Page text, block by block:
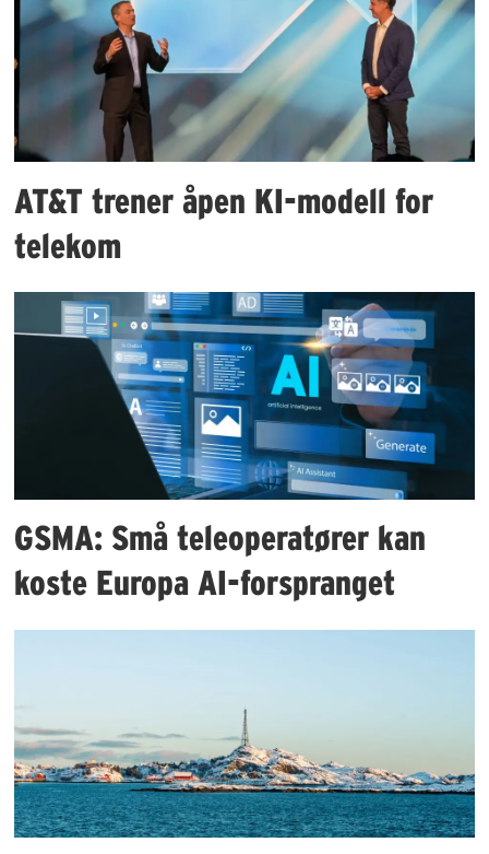
AT&T trener åpen KI-modell for
telekom
GSMA: Små teleoperatører kan
koste Europa AI-forspranget